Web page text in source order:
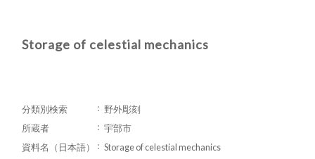
Storage of celestial mechanics
分類別検索
野外彫刻
所蔵者
宇部市
資料名（日本語）
Storage of celestial mechanics